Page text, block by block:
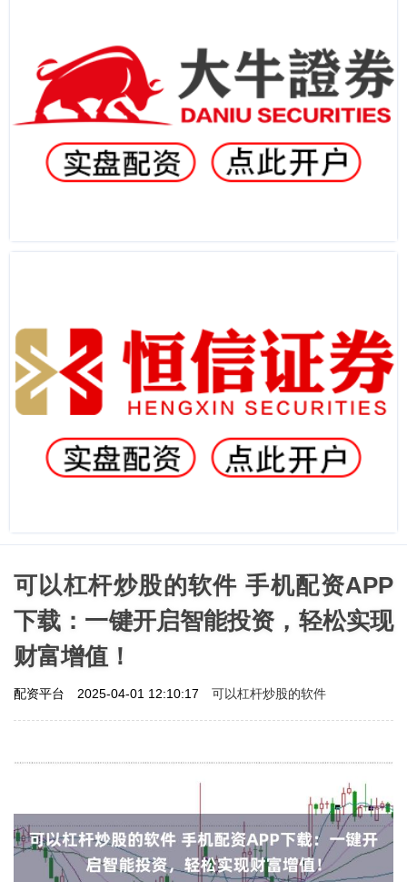
可以杠杆炒股的软件 手机配资APP
下载：一键开启智能投资，轻松实现
财富增值！
配资平台 2025-04-01 12:10:17 可以杠杆炒股的软件